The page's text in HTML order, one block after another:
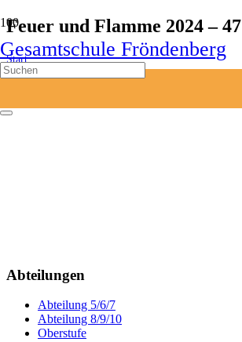
Gesamtschule Fröndenberg
Feuer und Flamme 2024 – 47
Start
Feuer und Flamme 2024 – 47
Abteilungen
Abteilung 5/6/7
Abteilung 8/9/10
Oberstufe